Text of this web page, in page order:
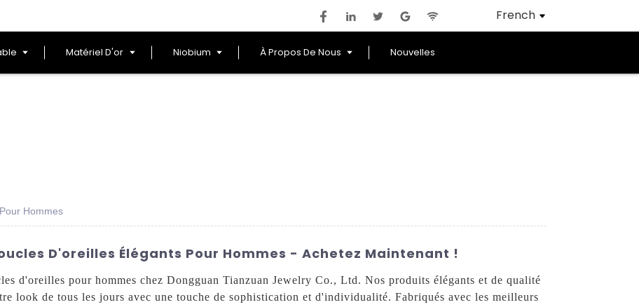
French
Matériel D'or Niobium À Propos De Nous Nouvelles
Hommes
D'oreilles Élégants Pour Hommes - Achetez Maintenant !
d'oreilles pour hommes chez Dongguan Tianzuan Jewelry Co., Ltd. Nos produits élégants et de qualité
look de tous les jours avec une touche de sophistication et d'individualité. Fabriqués avec les meilleurs